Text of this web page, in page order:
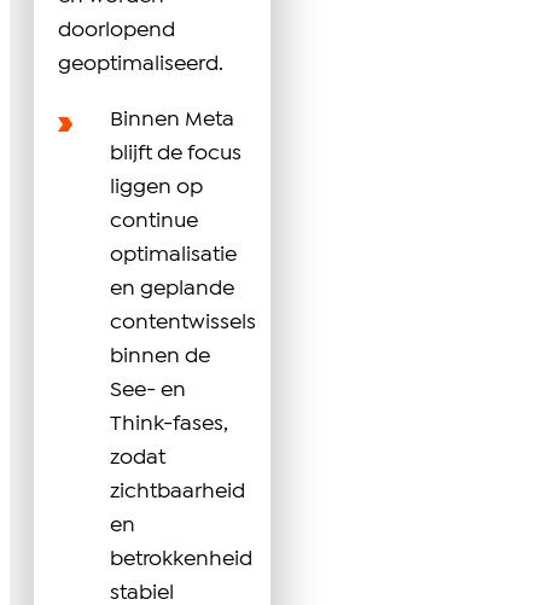
doorlopend
geoptimaliseerd.
Binnen Meta
blijft de focus
liggen op
continue
optimalisatie
en geplande
contentwissels
binnen de
See- en
Think-fases,
zodat
zichtbaarheid
en
betrokkenheid
stabiel